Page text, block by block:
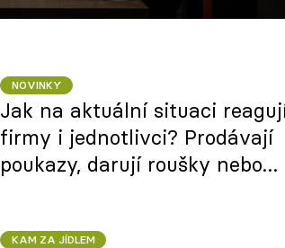
NOVINKY
Jak na aktuální situaci
firmy i jednotlivci? Prodávají
poukazy, darují roušky nebo
KAM ZA JÍDLEM